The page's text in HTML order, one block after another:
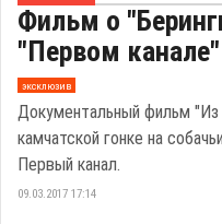
Фильм о
"Первом канале"
эксклюзив
Документальный фильм "Из
камчатской гонке на
Первый канал.
09.03.2017 17:14